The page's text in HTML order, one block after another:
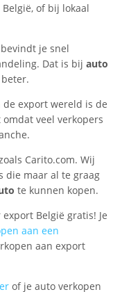
of bij lokaal
je snel
Dat is bij auto
export wereld is de
veel verkopers
Carito.com. Wij
die maar al te graag
te kunnen kopen.
België gratis! Je
aan een
aan export
of je auto verkopen